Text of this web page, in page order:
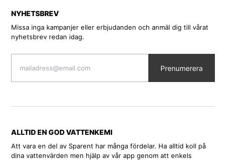
NYHETSBREV
Missa inga kampanjer eller erbjudanden och anmäl dig till vårat
nyhetsbrev redan idag.
Prenumerera
ALLTID EN GOD VATTENKEMI
Att vara en del av Sparent har många fördelar. Ha alltid koll på
dina vattenvärden men hjälp av vår app genom att enkels